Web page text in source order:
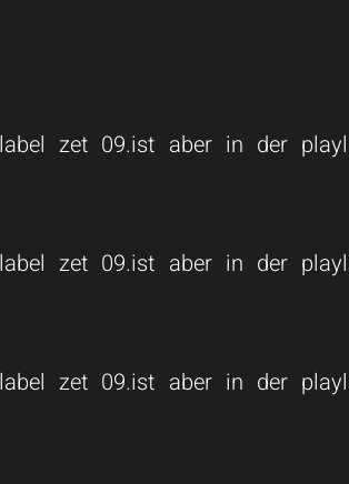
zet 09.ist aber in der
zet 09.ist aber in der
zet 09.ist aber in der